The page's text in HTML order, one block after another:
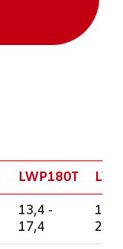
LWP180T
13,4 -
17,4
25,0